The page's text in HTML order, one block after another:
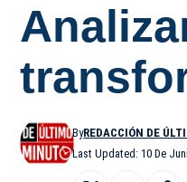
Last Updated: 10 De
ByREDACCIÓN DE